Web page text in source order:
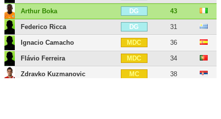
Arthur Boka DG 43
Federico Ricca DG 31
Ignacio Camacho MDC 36
Flávio Ferreira MDC 34
Zdravko Kuzmanovic MC 38